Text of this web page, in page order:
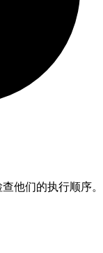
他们的执行顺序。